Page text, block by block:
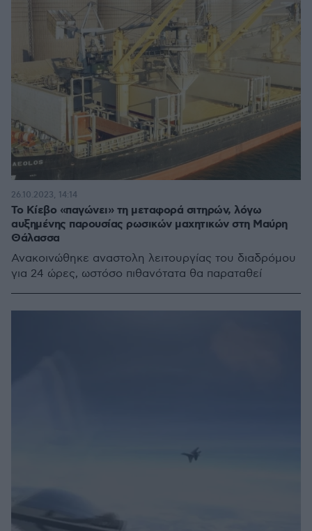
Το Κίεβο «παγώνει» τη μεταφορά σιτηρών, λόγω
αυξημένης παρουσίας ρωσικών μαχητικών στη Μαύρη
Θάλασσα
Ανακοινώθηκε αναστολη λειτουργίας του διαδρόμου
για 24 ώρες, ωστόσο πιθανότατα θα παραταθεί
26.10.2023, 14:14